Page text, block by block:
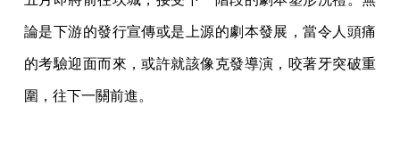
論是下游的發行宣傳或是上源的劇本發展，當令人頭痛
的考驗迎面而來，或許就該像克發導演，咬著牙突破重
圍，往下一關前進。